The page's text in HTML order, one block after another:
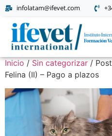
ifevet.com/latam
infolatam@ifevet.com
Inicio / Sin categorizar /
Felina (II) – Pago a plazos